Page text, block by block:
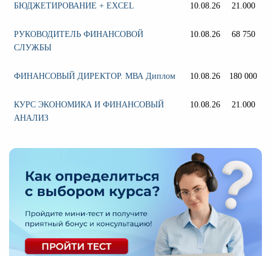
БЮДЖЕТИРОВАНИЕ + EXCEL 10.08.26 21.000
РУКОВОДИТЕЛЬ ФИНАНСОВОЙ
СЛУЖБЫ
10.08.26 68 750
ФИНАНСОВЫЙ ДИРЕКТОР. МВА Диплом 10.08.26 180 000
КУРС ЭКОНОМИКА И ФИНАНСОВЫЙ
АНАЛИЗ
10.08.26 21.000